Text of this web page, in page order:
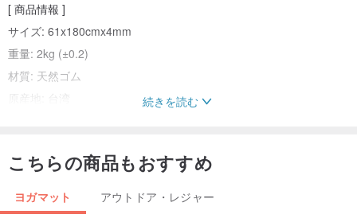
[ 商品情報 ]
サイズ: 61x180cmx4mm
重量: 2kg (±0.2)
材質: 天然ゴム
原産地: 台湾
‧ きれいな水で湿らせたタオルで拭き、自然乾燥させてください。
[ 予防 ]
続きを読む
こちらの商品もおすすめ
ヨガマット アウトドア・レジャー